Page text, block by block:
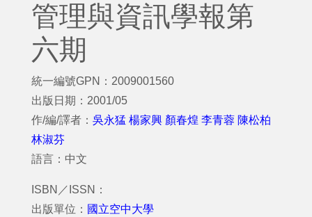
管理與資訊學報第
六期
統一編號GPN：2009001560
出版日期：2001/05
作/編/譯者： 吳永猛 楊家興 顏春煌 李青蓉 陳松柏
林淑芬
語言：中文
ISBN／ISSN：
出版單位： 國立空中大學